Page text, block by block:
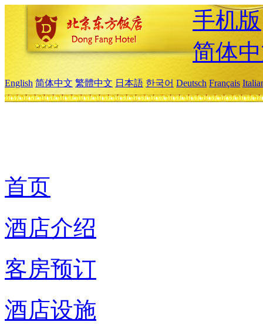
手机版
简体
English 简体中文 繁體中文 日本語 한국어 Deutsch Français
首页
酒店介绍
客房预订
酒店设施